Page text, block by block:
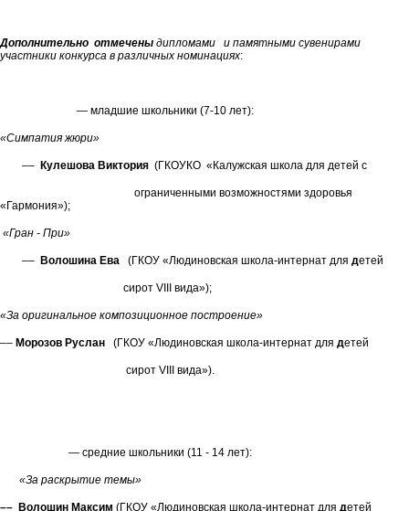
Дополнительно отмечены дипломами и памятными сувенирами
участники конкурса в различных номинациях:
— младшие школьники (7-10 лет):
«Симпатия жюри»
–– Кулешова Виктория (ГКОУКО «Калужская школа для детей с
ограниченными возможностями здоровья
«Гармония»);
«Гран - При»
–– Волошина Ева (ГКОУ «Людиновская школа-интернат для детей
сирот VIII вида»);
«За оригинальное композиционное построение»
–– Морозов Руслан (ГКОУ «Людиновская школа-интернат для детей
сирот VIII вида»).
— средние школьники (11 - 14 лет):
«За раскрытие темы»
–– Волошин Максим (ГКОУ «Людиновская школа-интернат для детей